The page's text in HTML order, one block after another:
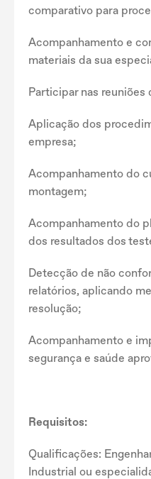
comparativo para
Acompanhamento e
materiais da sua
Participar nas reuniões
Aplicação dos
empresa;
Acompanhamento do
montagem;
Acompanhamento do
dos resultados dos
Detecção de não
relatórios, aplicando
resolução;
Acompanhamento e
segurança e saúde
Requisitos:
Qualificações:
Industrial ou